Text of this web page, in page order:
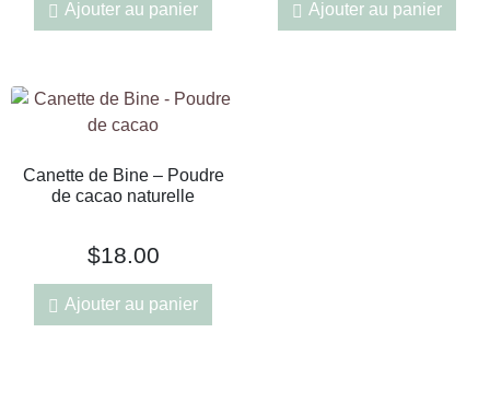
Ajouter au panier Ajouter au panier
Canette de Bine – Poudre
de cacao naturelle
$18.00
Ajouter au panier